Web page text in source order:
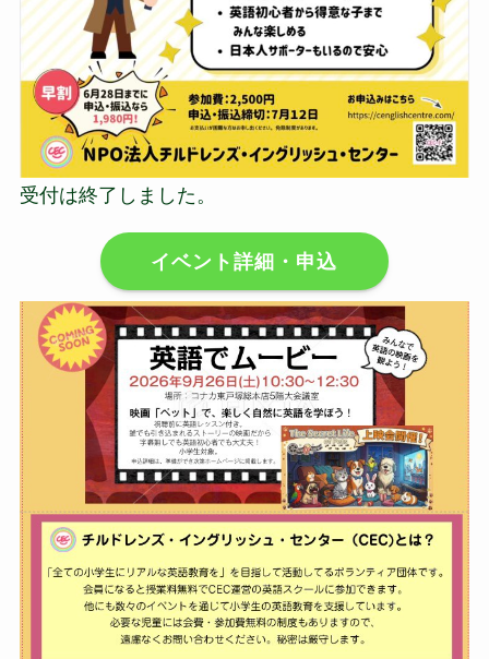
受付は終了しました。
イベント詳細・申込